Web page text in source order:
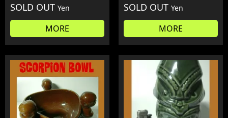
SOLD OUT Yen
MORE
SOLD OUT Yen
MORE